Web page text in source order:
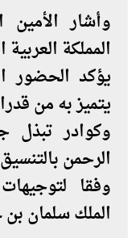
وأشار
المملكة
يؤكد الحضور
يتميز به من
وكوادر تبذل
الرحمن
وفقا
الملك سلمان بن